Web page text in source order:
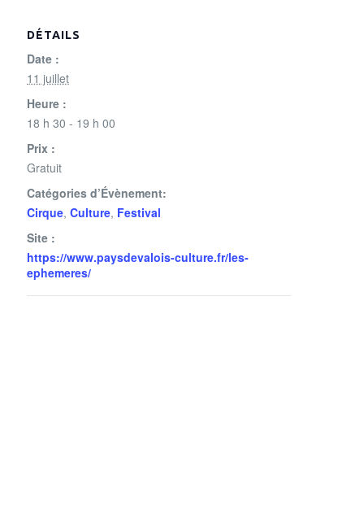
DÉTAILS
Date :
11 juillet
Heure :
18 h 30 - 19 h 00
Prix :
Gratuit
Catégories d’Évènement:
Cirque, Culture, Festival
Site :
https://www.paysdevalois-culture.fr/les-
ephemeres/